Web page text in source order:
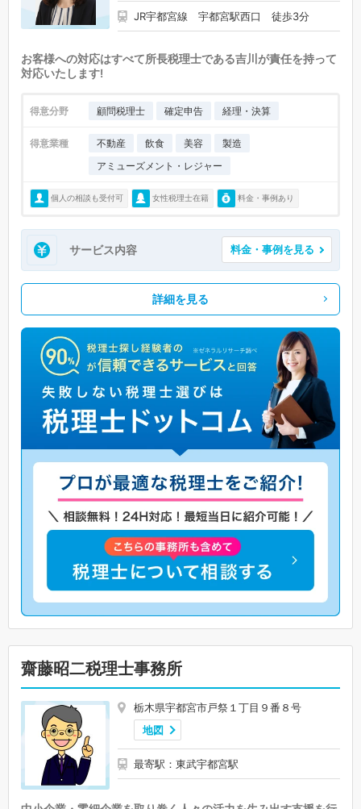
JR宇都宮線 宇都宮駅西口 徒歩3分
お客様への対応はすべて所長税理士である吉川が責任を持って
対応いたします!
得意分野 顧問税理士 確定申告 経理・決算
得意業種 不動産 飲食 美容
製造
アミューズメント・レジャー
個人の相談も受付可 女性税理士在籍 料金・事例あり
サービス内容 料金・事例を見る
詳細を見る
齋藤昭二税理士事務所
栃木県宇都宮市戸祭１丁目９番８号
地図
最寄駅：東武宇都宮駅